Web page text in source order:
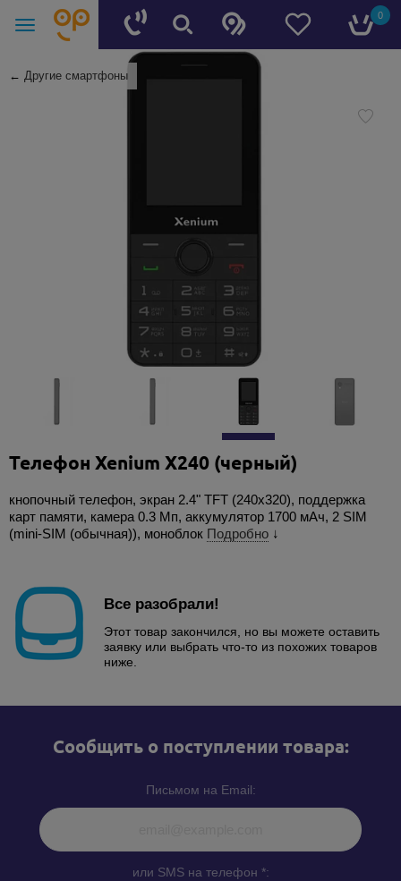
0
← Другие смартфоны
Телефон Xenium X240 (черный)
кнопочный телефон, экран 2.4" TFT (240x320), поддержка
карт памяти, камера 0.3 Мп, аккумулятор 1700 мАч, 2 SIM
(mini-SIM (обычная)), моноблок Подробно ↓
Все разобрали!
Этот товар закончился, но вы можете оставить
заявку или выбрать что-то из похожих товаров
ниже.
Cообщить о поступлении товара:
Письмом на Email:
или SMS на телефон *: